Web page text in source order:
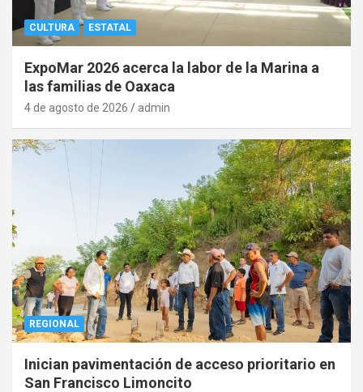
CULTURA ESTATAL
ExpoMar 2026 acerca la labor de la Marina a
las familias de Oaxaca
4 de agosto de 2026 admin
REGIONAL
Inician pavimentación de acceso prioritario en
San Francisco Limoncito